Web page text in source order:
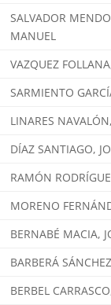
SALVADOR
MANUEL
VAZQUEZ
SARMIENTO
LINARES
DÍAZ SANTIAGO,
RAMÓN
MORENO
BERNABÉ MACIA,
BARBERÁ
BERBEL